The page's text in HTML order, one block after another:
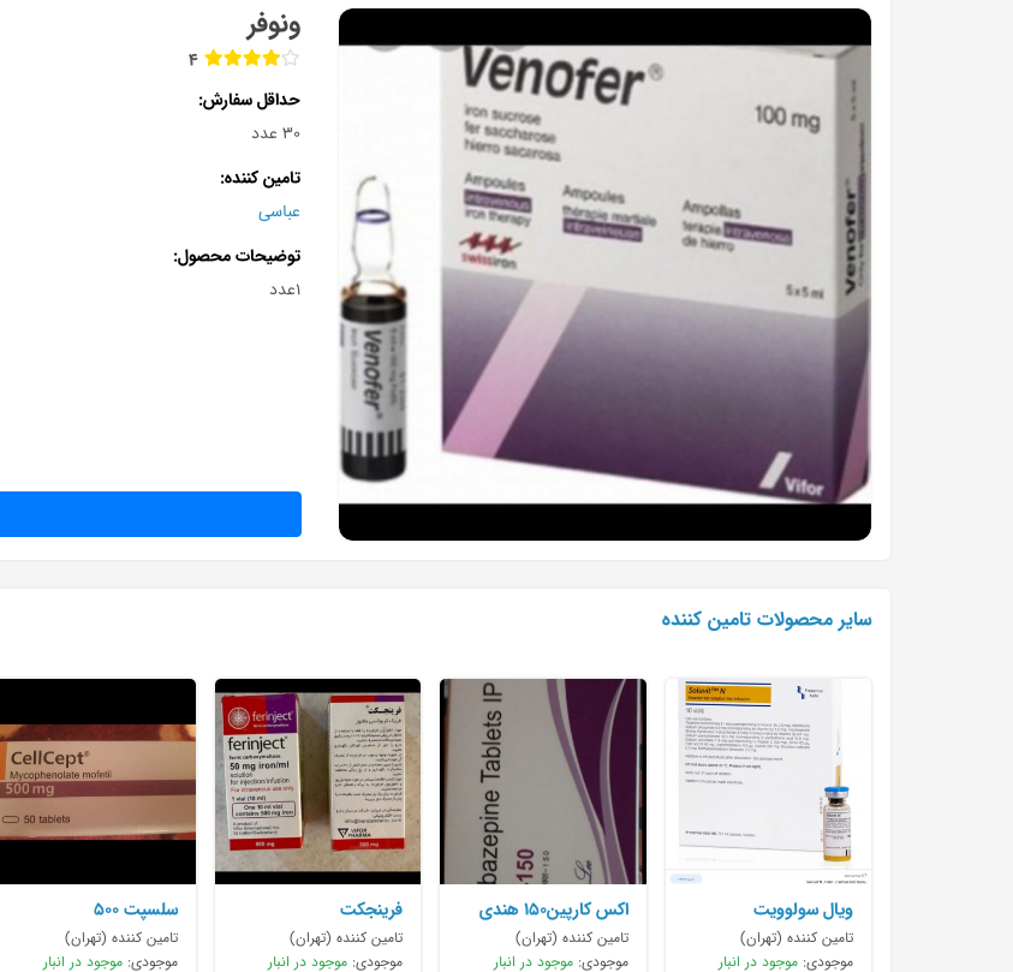
ونوفر
4
حداقل سفارش
30 عدد
تامین کننده
عباسی
توضیحات محصول
۱عدد
سایر محصولات تامین کننده
ویال سولوویت
تامین کننده (تهران)
موجودی: موجود در انبار
اکس کارپین۱۵۰ هندی
تامین کننده (تهران)
موجودی:موجود در انبار
فرینجکت
تامین کننده (تهران)
موجودی: موجود در انبار
سلسپت ۵۰۰
تامین کننده (تهران)
موجودی: موجود در انبار